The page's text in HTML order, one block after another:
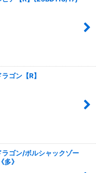
ゴン【R】
ゴン/ボルシャックゾー
》